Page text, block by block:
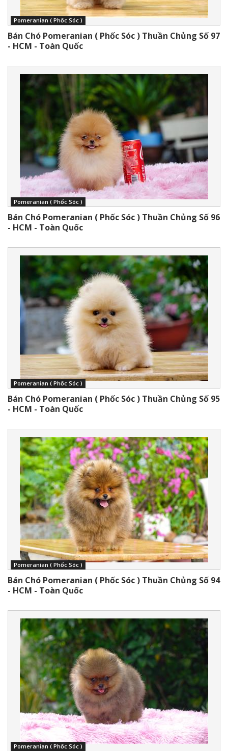
Pomeranian ( Phốc Sóc )
Bán Chó Pomeranian ( Phốc Sóc ) Thuần Chủng Số 97
- HCM - Toàn Quốc
Pomeranian ( Phốc Sóc )
Bán Chó Pomeranian ( Phốc Sóc ) Thuần Chủng Số 96
- HCM - Toàn Quốc
Pomeranian ( Phốc Sóc )
Bán Chó Pomeranian ( Phốc Sóc ) Thuần Chủng Số 95
- HCM - Toàn Quốc
Pomeranian ( Phốc Sóc )
Bán Chó Pomeranian ( Phốc Sóc ) Thuần Chủng Số 94
- HCM - Toàn Quốc
Pomeranian ( Phốc Sóc )